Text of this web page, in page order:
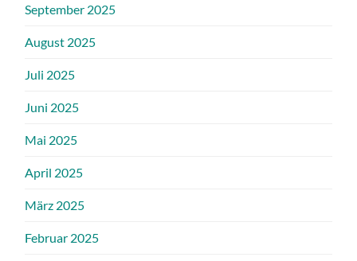
September 2025
August 2025
Juli 2025
Juni 2025
Mai 2025
April 2025
März 2025
Februar 2025